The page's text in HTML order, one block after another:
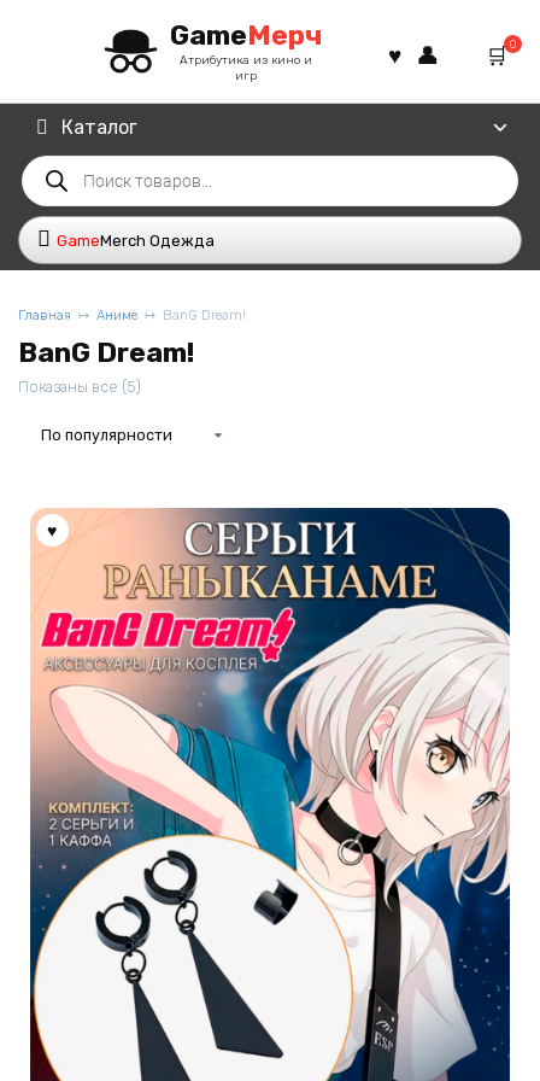
GameМерч
Атрибутика из кино и
игр
0
Каталог
Поиск
товаров
GameMerch Одежда
Главная Аниме BanG Dream!
BanG Dream!
Показаны все (5)
популярности